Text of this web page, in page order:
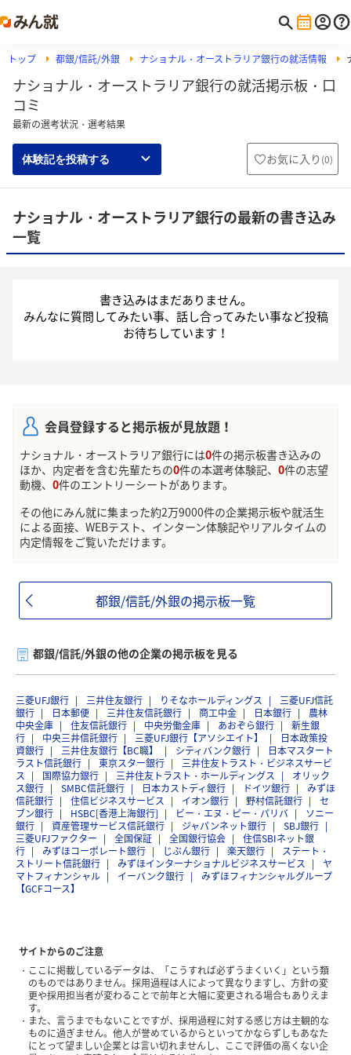
トップ 都銀/信託/外銀 ナショナル・オーストラリア銀行の就活情報
ナショナル・オーストラリア銀行の就活掲示板・口
コミ
最新の選考状況・選考結果
体験記を投稿する お気に入り (0)
ナショナル・オーストラリア銀行の最新の書き込み
一覧
書き込みはまだありません。
みんなに質問してみたい事、話し合ってみたい事など投稿
お待ちしています！
会員登録すると掲示板が見放題！
ナショナル・オーストラリア銀行には0件の掲示板書き込みの
ほか、内定者を含む先輩たちの0件の本選考体験記、 0件の志望
動機、 0件のエントリーシートがあります。
その他にみん就に集まった約2万9000件の企業掲示板や就活生
による面接、WEBテスト、インターン体験記やリアルタイムの
内定情報をご覧いただけます。
都銀/信託/外銀の掲示板一覧
都銀/信託/外銀の他の企業の掲示板を見る
三菱UFJ銀行 三井住友銀行 りそなホールディングス
三菱UFJ信託
銀行
日本郵便 三井住友信託銀行 商工中金 日本銀行
農林
中央金庫
住友信託銀行 中央労働金庫 あおぞら銀行
新生銀
行
中央三井信託銀行 三菱UFJ銀行【アソシエイト】
日本政策投
資銀行
三井住友銀行【BC職】 シティバンク銀行
日本マスタート
ラスト信託銀行
東京スター銀行
三井住友トラスト・ビジネスサービ
ス
国際協力銀行 三井住友トラスト・ホールディングス
オリック
ス銀行
SMBC信託銀行 日本カストディ銀行 ドイツ銀行
みずほ
信託銀行
住信ビジネスサービス イオン銀行 野村信託銀行
セ
ブン銀行
HSBC[香港上海銀行] ビー・エヌ・ピー・パリバ
ソニー
銀行
資産管理サービス信託銀行 ジャパンネット銀行
SBJ銀行
三菱UFJファクター
全国保証 全国銀行協会
住信SBIネット銀
行
みずほコーポレート銀行 じぶん銀行 楽天銀行
ステート・
ストリート信託銀行
みずほインターナショナルビジネスサービス
ヤ
マトフィナンシャル
イーバンク銀行
みずほフィナンシャルグループ
【GCFコース】
サイトからのご注意
ここに掲載しているデータは、「こうすれば必ずうまくいく」という類
のものではありません。採用過程は人によって異なりますし、方針の変
更や採用担当者が変わることで前年と大幅に変更される場合もありえま
す。
また、言うまでもないことですが、採用過程に対する感じ方は主観的な
ものに過ぎません。他人が誉めているからといってかならずしもあなた
にとって望ましい企業とは言い切れませんし、ここで評価の高くない企